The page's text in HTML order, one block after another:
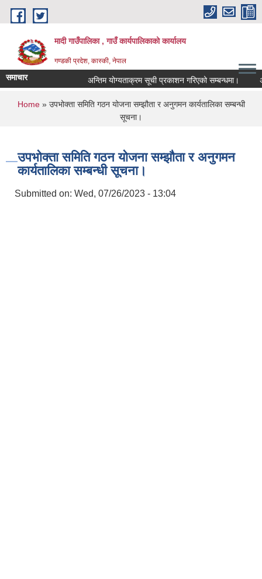
Skip to main content
मादी गाउँपालिका , गाउँ कार्यपालिकाको कार्यालय
गण्डकी प्रदेश, कास्की, नेपाल
समाचार अन्तिम योग्यताक्रम सूची प्रकाशन गरिएको सम्बन्धमा।
अन्तिम
You are here
Home» उपभोक्ता समिति गठन योजना सम्झौता र अनुगमन कार्यतालिका सम्बन्धी
सूचना।
उपभोक्ता समिति गठन योजना सम्झौता र अनुगमन
कार्यतालिका सम्बन्धी सूचना।
Submitted on: Wed, 07/26/2023 - 13:04